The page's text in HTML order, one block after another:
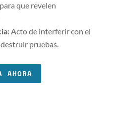
que revelen
Acto de interferir con el
pruebas.
AHORA